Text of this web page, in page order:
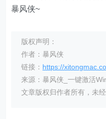
暴风侠~
版权声明：
作者：暴风侠
链接： https://
来源：暴风侠_一键激活
文章版权归作者所有，未经